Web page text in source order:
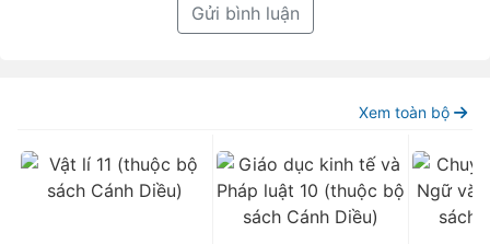
Gửi bình luận
Xem toàn bộ